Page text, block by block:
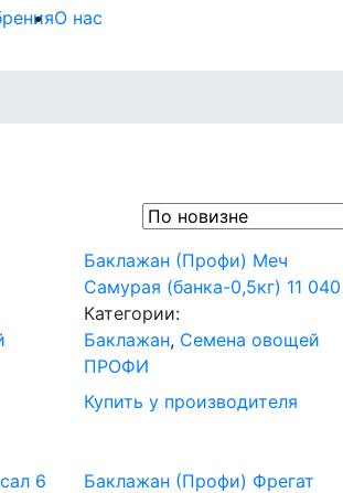
О нас
Баклажан (Профи) Меч
Самурая (банка-0,5кг) 11
Категории:
Баклажан, Семена овощей
ПРОФИ
Купить у производителя
6
Баклажан (Профи) Фрегат